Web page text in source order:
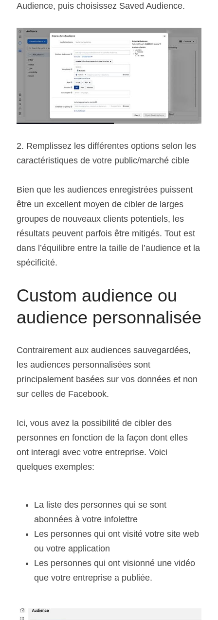
Audience, puis choisissez Saved Audience.
2. Remplissez les différentes options selon les
caractéristiques de votre public/marché cible
Bien que les audiences enregistrées puissent
être un excellent moyen de cibler de larges
groupes de nouveaux clients potentiels, les
résultats peuvent parfois être mitigés. Tout est
dans l’équilibre entre la taille de l’audience et la
spécificité.
Custom audience ou
audience personnalisée
Contrairement aux audiences sauvegardées,
les audiences personnalisées sont
principalement basées sur vos données et non
sur celles de Facebook.
Ici, vous avez la possibilité de cibler des
personnes en fonction de la façon dont elles
ont interagi avec votre entreprise. Voici
quelques exemples:
La liste des personnes qui se sont
abonnées à votre infolettre
Les personnes qui ont visité votre site web
ou votre application
Les personnes qui ont visionné une vidéo
que votre entreprise a publiée.